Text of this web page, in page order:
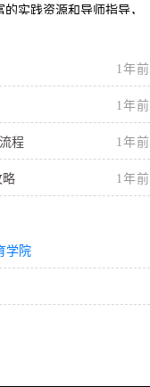
实践资源和导师指导，
与国内外学术界的交流机
1年前
1年前
程 1年前
略 1年前
学院